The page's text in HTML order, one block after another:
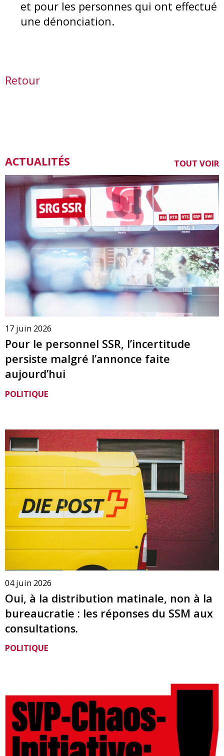
et pour les personnes qui ont effectué
une dénonciation.
Retour
ACTUALITÉS TOUT VOIR
17 juin 2026
Pour le personnel SSR, l’incertitude
persiste malgré l’annonce faite
aujourd’hui
POLITIQUE
04 juin 2026
Oui, à la distribution matinale, non à la
bureaucratie : les réponses du SSM aux
consultations.
POLITIQUE